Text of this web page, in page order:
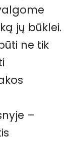
jų būklei.
ne tik
–